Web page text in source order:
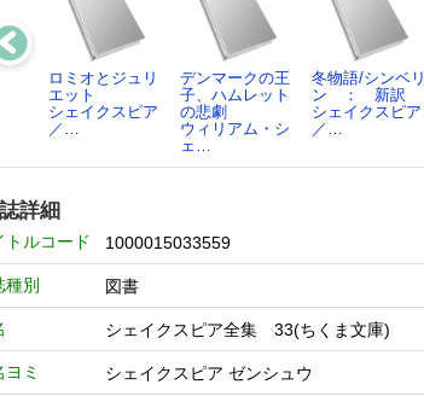
ロミオとジュリ
エット
シェイクスピア
／…
デンマークの王
子、ハムレット
の悲劇
ウィリアム・シ
ェ…
冬物語/シンベリ
ン ： 新訳
シェイクスピア
／…
詳細
トルコード 1000015033559
種別 図書
シェイクスピア全集 33(ちくま文庫)
ヨミ シェイクスピア ゼンシュウ